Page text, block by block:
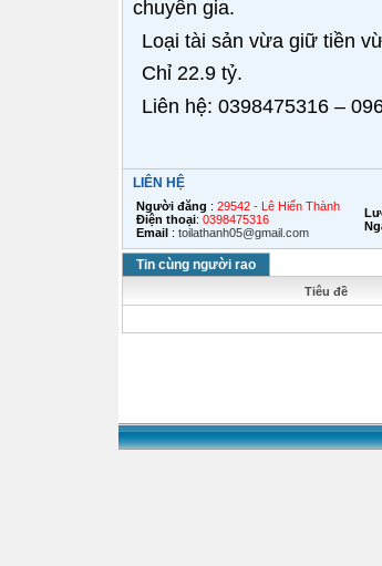
chuyên gia.
Loại tài sản vừa giữ tiền
Chỉ 22.9 tỷ.
Liên hệ: 0398475316 –
LIÊN HỆ
Người đăng : 29542 - Lê Hiến Thành
Điện thoại: 0398475316
Email: toilathanh05@gmail.com
Tin cùng người rao
Tiêu đề